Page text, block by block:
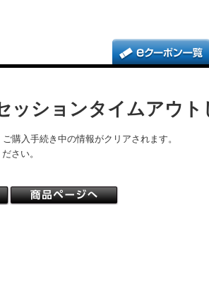
ションタイムアウト
購入手続き中の情報がクリアされます。
さい。